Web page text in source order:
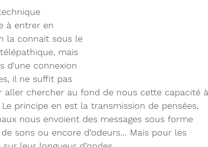
à entrer en
la connait sous le
mais
d'une connexion
il ne suffit pas
aller chercher au fond de nous cette capacité à
principe en est la transmission de pensées,
nous envoient des messages sous forme
de sons ou encore d’odeurs… Mais pour les